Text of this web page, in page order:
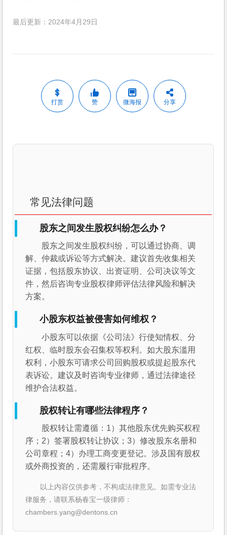
最后更新：2024年4月29日
打赏 赞 微海报 分享
常见法律问题
股东之间发生股权纠纷怎么办？
股东之间发生股权纠纷，可以通过协商、调
解、仲裁或诉讼等方式解决。建议首先收集相关
证据，包括股东协议、出资证明、公司决议等文
件，然后咨询专业股权律师评估法律风险和解决
方案。
小股东权益被侵害如何维权？
小股东可以依据《公司法》行使知情权、分
红权、临时股东会召集权等权利。如大股东滥用
权利，小股东可请求公司回购股权或提起股东代
表诉讼。建议及时咨询专业律师，通过法律途径
维护合法权益。
股权转让有哪些法律程序？
股权转让需遵循：1）其他股东优先购买权程
序；2）签署股权转让协议；3）修改股东名册和
公司章程；4）办理工商变更登记。涉及国有股权
或外商投资的，还需履行审批程序。
以上内容仅供参考，不构成法律意见。如需专业法
律服务，请联系杨春宝一级律师：
chambers.yang@dentons.cn